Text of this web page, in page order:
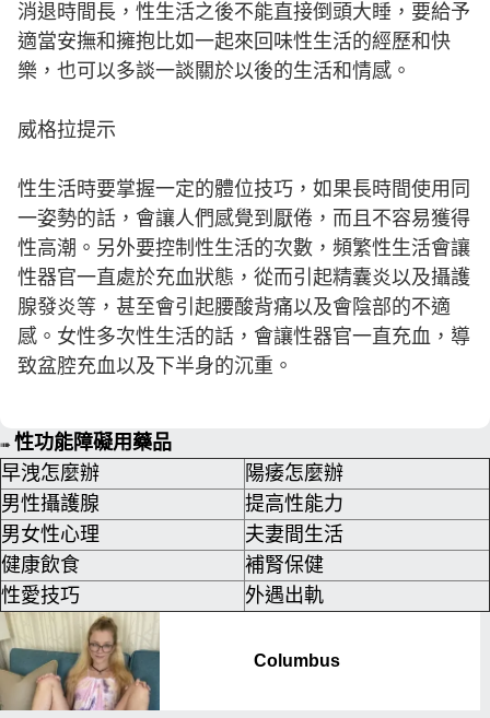
消退時間長，性生活之後不能直接倒頭大睡，要給予
適當安撫和擁抱比如一起來回味性生活的經歷和快
樂，也可以多談一談關於以後的生活和情感。
威格拉提示
性生活時要掌握一定的體位技巧，如果長時間使用同
一姿勢的話，會讓人們感覺到厭倦，而且不容易獲得
性高潮。另外要控制性生活的次數，頻繁性生活會讓
性器官一直處於充血狀態，從而引起精囊炎以及攝護
腺發炎等，甚至會引起腰酸背痛以及會陰部的不適
感。女性多次性生活的話，會讓性器官一直充血，導
致盆腔充血以及下半身的沉重。
➠ 性功能障礙用藥品
早洩怎麼辦
陽痿怎麼辦
男性攝護腺
提高性能力
男女性心理
夫妻間生活
健康飲食
補腎保健
性愛技巧
外遇出軌